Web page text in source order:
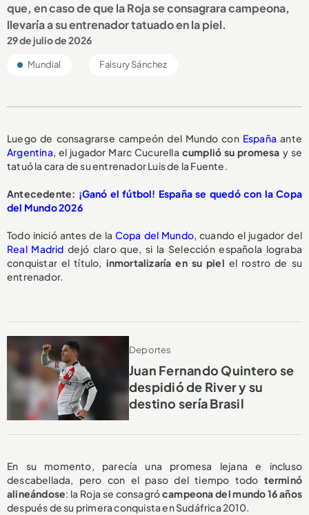
que, en caso de que la Roja se consagrara campeona,
llevaría a su entrenador tatuado en la piel.
29 de julio de 2026
Mundial Faisury Sánchez
Luego de consagrarse campeón del Mundo con España ante
Argentina, el jugador Marc Cucurella cumplió su promesa y se
tatuó la cara de su entrenador Luis de la Fuente.
Antecedente: ¡Ganó el fútbol! España se quedó con la Copa
del Mundo 2026
Todo inició antes de la Copa del Mundo, cuando el jugador del
Real Madriddejó claro que, si la Selección española lograba
conquistar el título, inmortalizaría en su piel el rostro de su
entrenador.
Deportes
Juan Fernando Quintero se
despidió de River y su
destino sería Brasil
En su momento, parecía una promesa lejana e incluso
descabellada, pero con el paso del tiempo todo terminó
alineándose: la Roja se consagrócampeona del mundo 16 años
después de su primera conquista en Sudáfrica 2010.